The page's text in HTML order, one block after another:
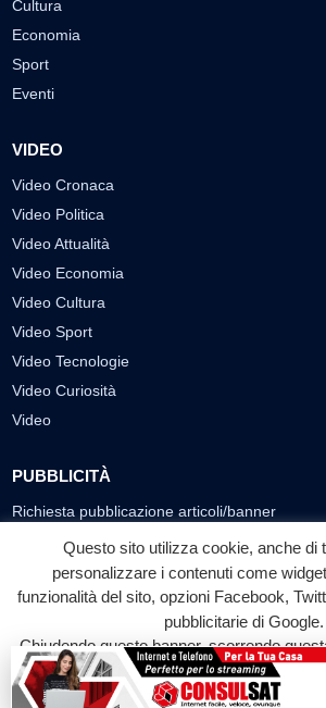
Cultura
Economia
Sport
Eventi
VIDEO
Video Cronaca
Video Politica
Video Attualità
Video Economia
Video Cultura
Video Sport
Video Tecnologie
Video Curiosità
Video
PUBBLICITÀ
Richiesta pubblicazione articoli/banner
SEGUICI SUI SOCIAL
f
Facebook
◎ ▶
YouTube
© 2026 LABTV - Tutti i diritti
Questo sito utilizza cookie, anche di
personalizzare i contenuti come
funzionalità del sito, opzioni Facebook,
pubblicitarie di Google.
Chiudendo questo banner, scorrendo
su qualunque suo elemento acconsenti
Accetta